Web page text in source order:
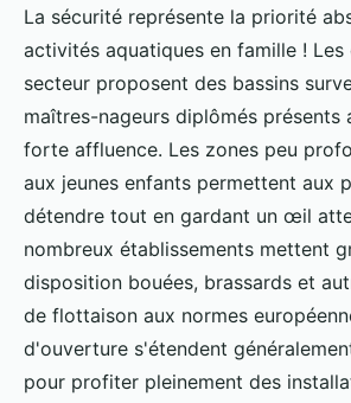
La sécurité représente la priorité
activités aquatiques en famille ! Les
secteur proposent des bassins
maîtres-nageurs diplômés présents
forte affluence. Les zones peu
aux jeunes enfants permettent aux
détendre tout en gardant un œil
nombreux établissements mettent
disposition bouées, brassards et
de flottaison aux normes
d'ouverture s'étendent
pour profiter pleinement des